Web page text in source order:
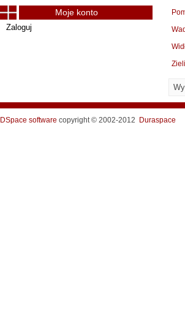
Moje konto
Zaloguj
DSpace software copyright © 2002-2012 Duraspace